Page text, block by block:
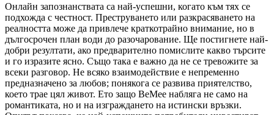
Онлайн запознанствата са най-успешни, когато към тях се
подхожда с честност. Преструването или разкрасяването на
реалността може да привлече краткотрайно внимание, но в
дългосрочен план води до разочарование. Ще постигнете най-
добри резултати, ако предварително помислите какво търсите
и го изразите ясно. Също така е важно да не се тревожите за
всеки разговор. Не всяко взаимодействие е непременно
предназначено за любов; понякога се развива приятелство,
което трае цял живот. Ето защо BeMee набляга не само на
романтиката, но и на изграждането на истински връзки.